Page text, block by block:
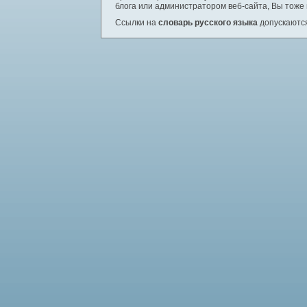
блога или администратором веб-сайта, Вы
Ссылки на словарь русского языка